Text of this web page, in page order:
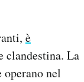
è
clandestina. La
nel